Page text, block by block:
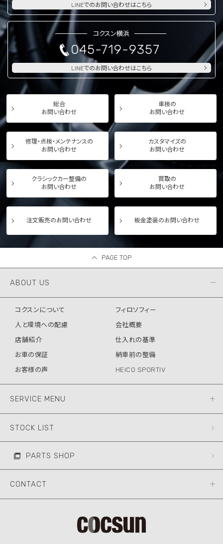
LINEでのお問い合わせはこちら
コクスン横浜
045-719-9357
LINEでのお問い合わせはこちら
総合
お問い合わせ
車検の
お問い合わせ
修理・点検・メンテナンスの
お問い合わせ
カスタマイズの
お問い合わせ
クラシックカー整備の
お問い合わせ
買取の
お問い合わせ
注文販売のお問い合わせ 板金塗装のお問い合わせ
PAGE TOP
ABOUT US
コクスンについて
フィロソフィー
人と環境への配慮
会社概要
店舗紹介
仕入れの基準
お車の保証
納車前の整備
お客様の声
HEICO SPORTIV
SERVICE MENU
STOCK LIST
PARTS SHOP
CONTACT